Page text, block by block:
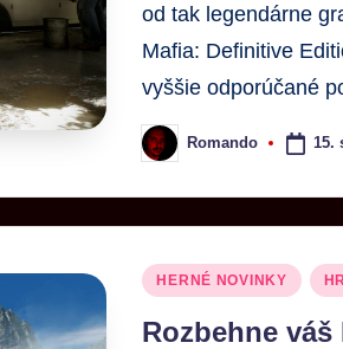
od tak legendárne
Mafia: Definitive
vyššie odporúčané
Romando 15.
HERNÉ NOVINKY
Rozbehne váš